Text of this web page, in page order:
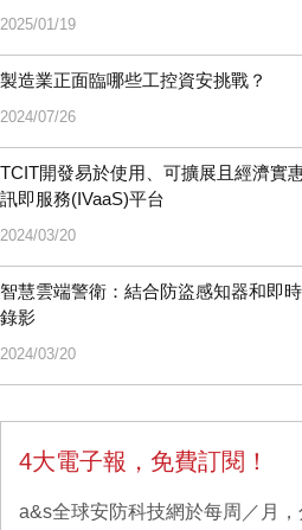
2025/01/19
製造業正面臨哪些工控資安挑戰？
2024/07/26
TCIT開發易於使用、可擴展且經濟實
訊即服務(IVaaS)平台
2024/03/20
智慧雲端警衛：結合防盜感知器和即
錄影
2024/03/20
4大電子報，免費訂閱！
a&s全球安防科技網於每周／月，